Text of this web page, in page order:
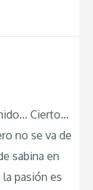
Cierto…
no se va de
sabina en
pasión es